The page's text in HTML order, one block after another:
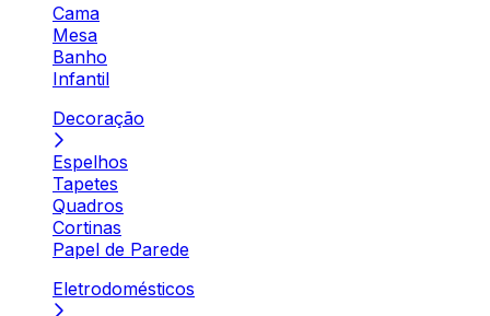
Cama
Mesa
Banho
Infantil
Decoração
Espelhos
Tapetes
Quadros
Cortinas
Papel de Parede
Eletrodomésticos